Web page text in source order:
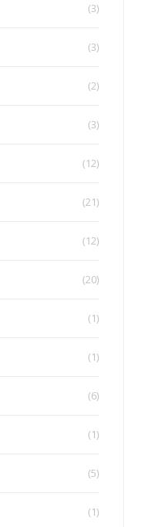
(3)
(3)
(2)
(3)
(12)
(21)
(12)
(20)
(1)
(1)
(6)
(1)
(5)
(1)